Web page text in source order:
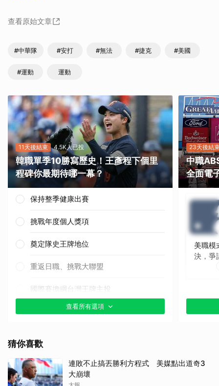
查看原始文章
#中華隊 #安打 #無法 #捷克 #美國
#運動 運動
11天後結束 4.5K人已投
韓職單季10勝寫歷史！王彥程下個里
程碑你最期待哪一幕？
保持整季健康出賽
挑戰年度個人獎項
奠定隊史王牌地位
重返日職、挑戰大聯盟
國際賽擔綱台灣王牌主投
其他（歡迎貼文分享）
查看所有選項
23天後結
中職
全面電
美職模
決，爭
猜你喜歡
連敗不止搞丟勝利方程式 美媒點出道奇3
大崩壞